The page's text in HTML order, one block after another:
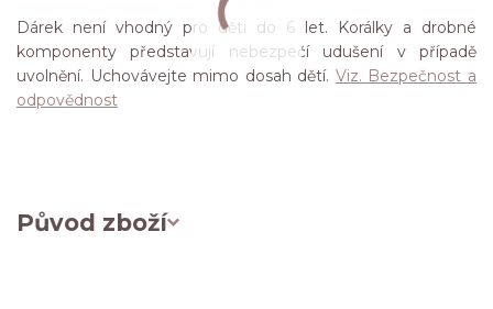
Dárek není vhodný pro děti do 6 let. Korálky a drobné
komponenty představují nebezpečí udušení v případě
uvolnění. Uchovávejte mimo dosah dětí. Viz. Bezpečnost a
odpovědnost
Původ zboží